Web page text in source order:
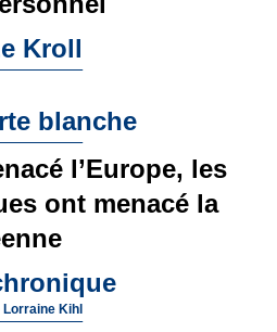
Kroll
blanche
l’Europe, les
ont menacé la
Lorraine Kihl